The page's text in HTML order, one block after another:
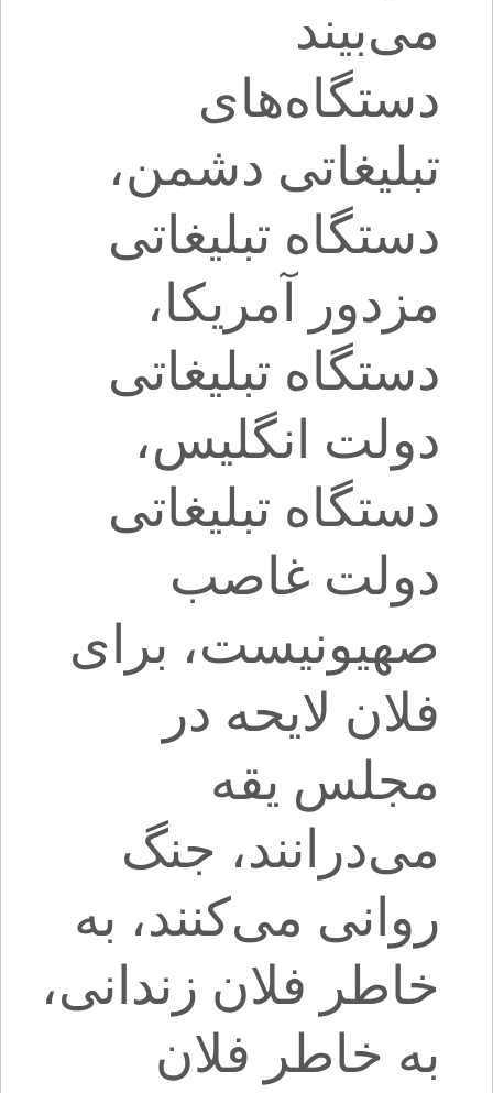
می‌بیند
دستگاه‌های
تبلیغاتی دشمن،
دستگاه تبلیغاتی
مزدور آمریکا،
دستگاه تبلیغاتی
دولت انگلیس،
دستگاه تبلیغاتی
دولت غاصب
صهیونیست، برای
فلان لایحه در
مجلس یقه
می‌درانند، جنگ
روانی می‌کنند، به
خاطر فلان زندانی،
به خاطر فلان